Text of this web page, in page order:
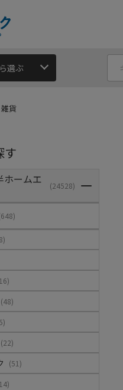
選ぶ
貨
す
ホームエ
(24528)
(48)
(22)
(51)